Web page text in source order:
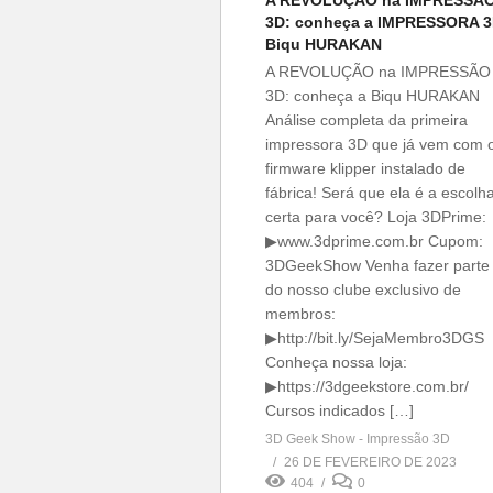
3D: conheça a IMPRESSORA
Biqu HURAKAN
A REVOLUÇÃO na IMPRESSÃO
3D: conheça a Biqu HURAKAN
Análise completa da primeira
impressora 3D que já vem com
firmware klipper instalado de
fábrica! Será que ela é a escolha
certa para você? Loja 3DPrime:
▶www.3dprime.com.br Cupom:
3DGeekShow Venha fazer parte
do nosso clube exclusivo de
membros:
▶http://bit.ly/SejaMembro3DGS
Conheça nossa loja:
▶https://3dgeekstore.com.br/
Cursos indicados […]
3D Geek Show - Impressão 3D
26 DE FEVEREIRO DE 2023
404
0